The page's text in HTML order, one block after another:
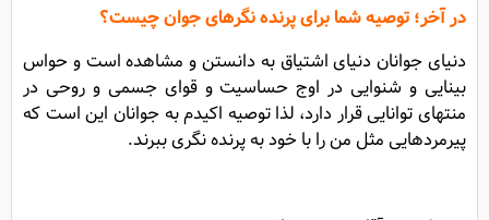
در آخر؛ توصیه شما برای پرنده نگرهای جوان چیست؟
دنیای جوانان دنیای اشتیاق به دانستن و مشاهده است و حواس
بینایی و شنوایی در اوج حساسیت و قوای جسمی و روحی در
منتهای توانایی قرار دارد، لذا توصیه اکیدم به جوانان این است که
پیرمردهایی مثل من را با خود به پرنده نگری ببرند.